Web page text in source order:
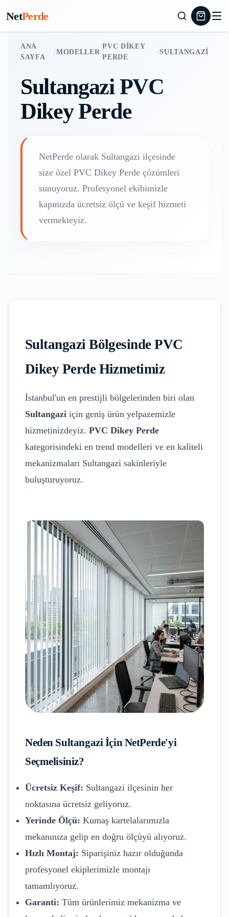
NetPerde
ANA
SAYFA
/MODELLER/
PVC DIKEY
PERDE
/SULTANGAZI
Sultangazi PVC
Dikey Perde
NetPerde olarak Sultangazi ilçesinde
size özel PVC Dikey Perde çözümleri
sunuyoruz. Profesyonel ekibimizle
kapınızda ücretsiz ölçü ve keşif hizmeti
vermekteyiz.
SultangaziBölgesindePVC
Dikey PerdeHizmetimiz
İstanbul'un en prestijli bölgelerinden biri olan
Sultangazi için geniş ürün yelpazemizle
hizmetinizdeyiz. PVC Dikey Perde
kategorisindeki en trend modelleri ve en kaliteli
mekanizmaları Sultangazi sakinleriyle
buluşturuyoruz.
Neden Sultangaziİçin NetPerde'yi
Seçmelisiniz?
Ücretsiz Keşif: Sultangazi ilçesinin her
noktasına ücretsiz geliyoruz.
Yerinde Ölçü: Kumaş kartelalarımızla
mekanınıza gelip en doğru ölçüyü alıyoruz.
Hızlı Montaj: Siparişiniz hazır olduğunda
profesyonel ekiplerimizle montajı
tamamlıyoruz.
Garanti: Tüm ürünlerimiz mekanizma ve